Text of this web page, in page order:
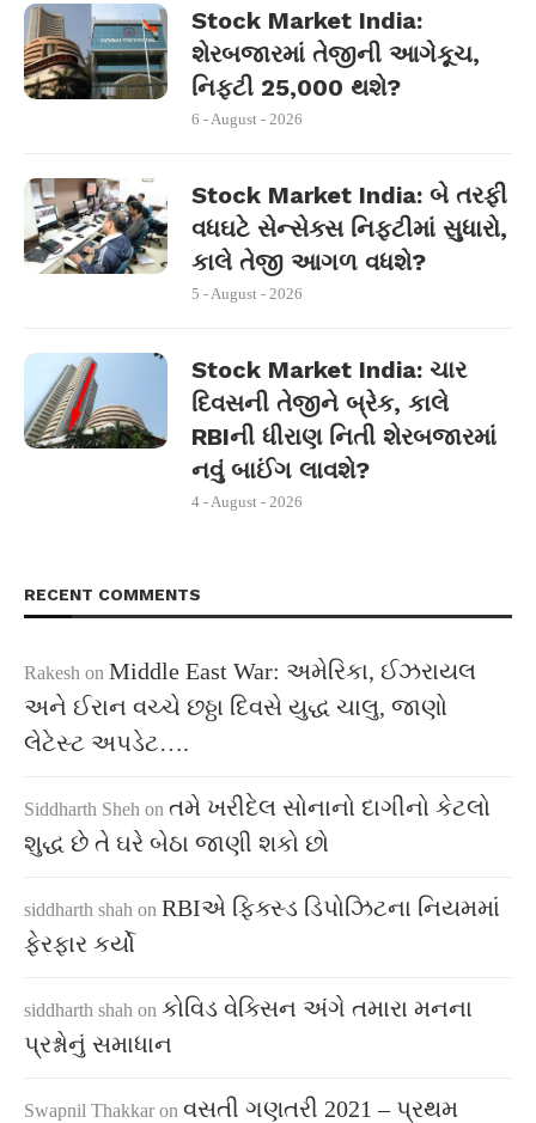
Stock Market India:
શેરબજારમાં તેજીની આગેકૂચ,
નિફ્ટી 25,000 થશે?
6 - August - 2026
Stock Market India: બે તરફી
વધઘટે સેન્સેક્સ નિફ્ટીમાં સુધારો,
કાલે તેજી આગળ વધશે?
5 - August - 2026
Stock Market India: ચાર
દિવસની તેજીને બ્રેક, કાલે
RBIની ધીરાણ નિતી શેરબજારમાં
નવું બાઈંગ લાવશે?
4 - August - 2026
RECENT COMMENTS
Rakesh on Middle East War: અમેરિકા, ઈઝરાયલ
અને ઈરાન વચ્ચે છઠ્ઠા દિવસે યુદ્ધ ચાલુ, જાણો
લેટેસ્ટ અપડેટ….
Siddharth Sheh on તમે ખરીદેલ સોનાનો દાગીનો કેટલો
શુદ્ધ છે તે ઘરે બેઠા જાણી શકો છો
siddharth shah on RBIએ ફિક્સ્ડ ડિપોઝિટના નિયમમાં
ફેરફાર કર્યો
siddharth shah on કોવિડ વેક્સિન અંગે તમારા મનના
પ્રશ્નોનું સમાધાન
Swapnil Thakkar on વસતી ગણતરી 2021 – પ્રથમ